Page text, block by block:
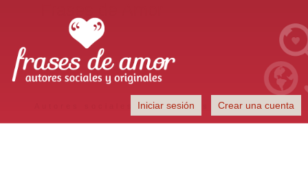
Autores sociales y originales
Iniciar sesión Crear una cuenta